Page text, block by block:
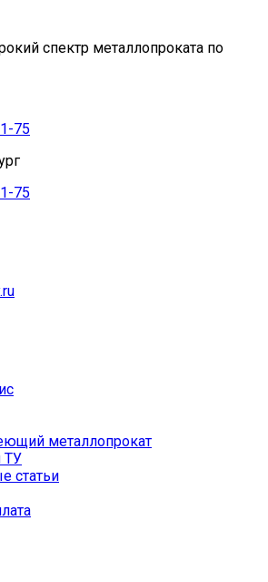
спектр металлопроката по
75
75
металлопрокат
ТУ
статьи